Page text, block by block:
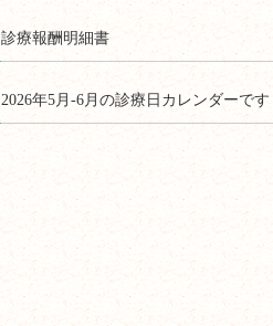
診療報酬明細書
2026年5月-6月の診療日カレンダーです